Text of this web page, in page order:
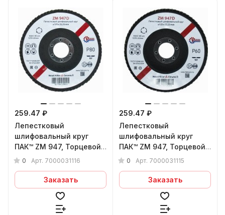
259.47 ₽
Лепестковый
шлифовальный круг
ПАК™ ZM 947, Торцевой,
Плоский, Ø125х22 мм,
0 Арт. 7000031116
Заказать
259.47 ₽
Лепестковый
шлифовальный круг
ПАК™ ZM 947, Торцевой,
Плоский, Ø125х22 мм,
0 Арт. 7000031115
Заказать